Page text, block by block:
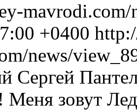
+0400
news/
Сергей
зовут